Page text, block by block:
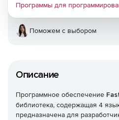
Описание
Программное обеспечение
библиотека, содержащая 4
предназначена для
Программы для
Поможем с выбором